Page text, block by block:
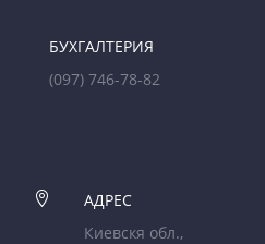
БУХГАЛТЕРИЯ
(097) 746-78-82

АДРЕС
Киевскя обл.,